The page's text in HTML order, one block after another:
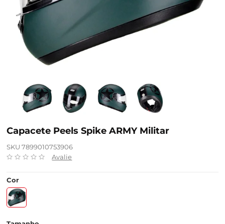
Capacete Peels Spike ARMY Militar
SKU 7899010753906
Avalie
Cor